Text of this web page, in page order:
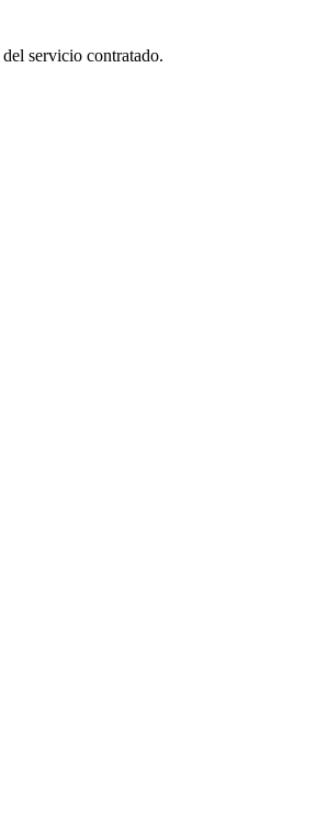
servicio contratado.